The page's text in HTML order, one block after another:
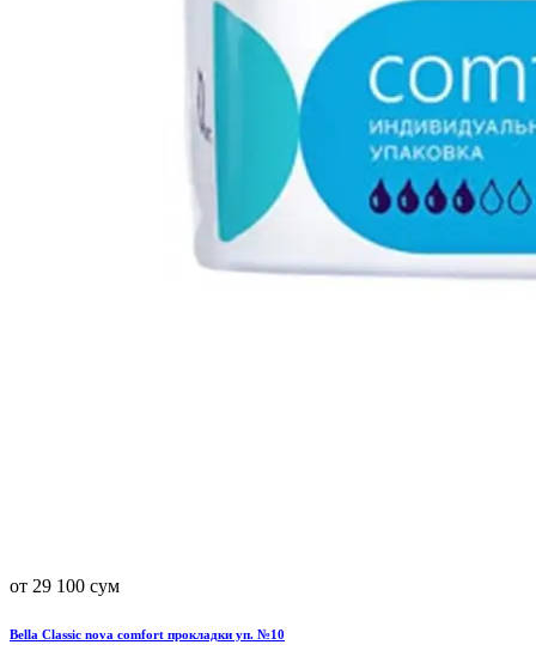
от 29 100 сум
Bella Classic nova comfort прокладки уп. №10